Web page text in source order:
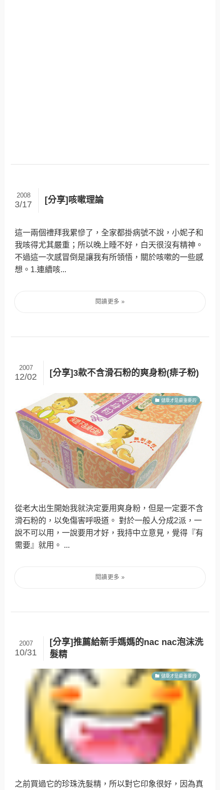
[分享]咳嗽理論
2008
3/17
這一兩個禮拜我累慘了，全家都掛病號不說，小妮子和
我咳得尤其嚴重；所以晚上睡不好，白天很沒有精神。
不過這一次感冒倒是讓我有所領悟，關於咳嗽的一些感
想。1.連續咳...
[分享]3款不含滑石粉的爽身粉(痱子粉)
2007
12/02
健康才是最重要的
從老大出生開始我就決定要用爽身粉，但是一定要不含
滑石粉的，以免傷害呼吸道。 對於一般人分成2派，一
說不可以用，一說要用才好，我持中立意見，覺得『有
需要』就用。 ...
[分享]推薦給新手媽媽的nac nac泡沫洗
髮精
2007
10/31
健康才是最重要的
之前買過它的珍珠洗髮精，所以對它印象很好，因為真